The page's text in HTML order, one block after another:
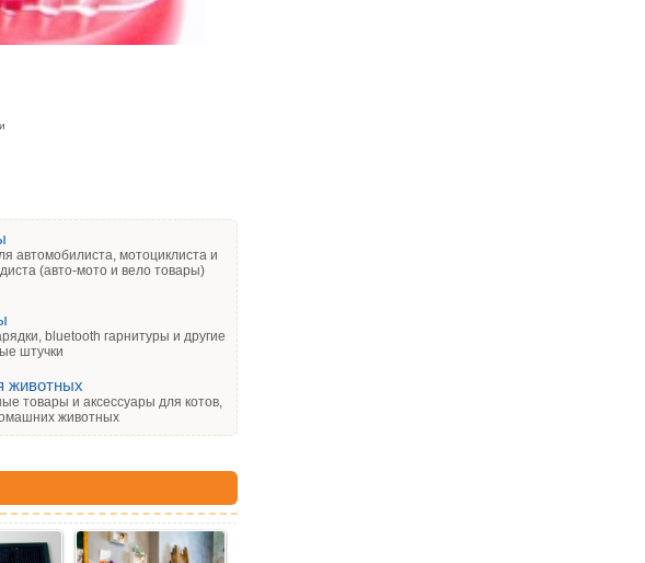
автомобилиста, мотоциклиста и
(авто-мото и вело товары)
bluetooth гарнитуры и другие
штучки
животных
товары и аксессуары для котов,
животных